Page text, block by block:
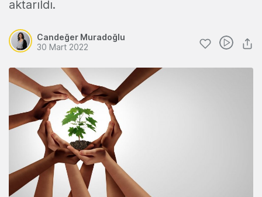
aktarıldı.
Candeğer Muradoğlu
30 Mart 2022